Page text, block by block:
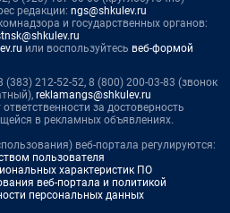
редакции: ngs@shkulev.ru
и государственных органов:
или воспользуйтесь веб-формой
212-52-52, 8 (800) 200-03-83 (звонок
reklamangs@shkulev.ru
за достоверность
в рекламных объявлениях.
веб-портала регулируются:
пользователя
характеристик ПО
веб-портала и политикой
персональных данных